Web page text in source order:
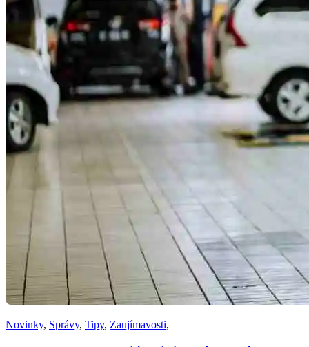
Novinky, Správy, Tipy, Zaujímavosti,